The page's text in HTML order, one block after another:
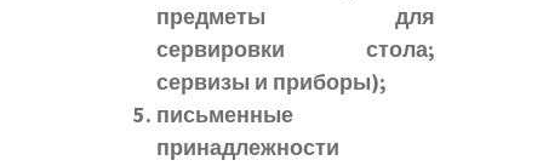
предметы для
сервировки стола;
сервизы и приборы);
письменные
принадлежности